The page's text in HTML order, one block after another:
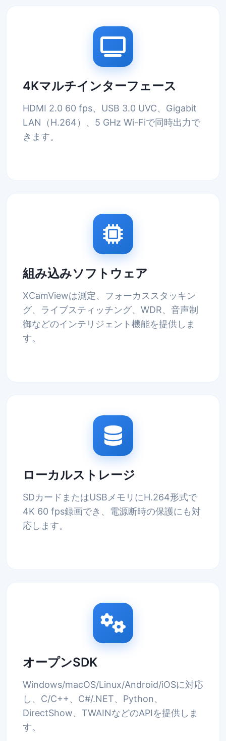
4Kマルチインターフェース
HDMI 2.0 60 fps、USB 3.0 UVC、Gigabit
LAN（H.264）、5 GHz Wi-Fiで同時出力で
きます。
組み込みソフトウェア
XCamViewは測定、フォーカススタッキン
グ、ライブスティッチング、WDR、音声制
御などのインテリジェント機能を提供しま
す。
ローカルストレージ
SDカードまたはUSBメモリにH.264形式で
4K 60 fps録画でき、電源断時の保護にも対
応します。
オープンSDK
Windows/macOS/Linux/Android/iOSに対応
し、C/C++、C#/.NET、Python、
DirectShow、TWAINなどのAPIを提供しま
す。